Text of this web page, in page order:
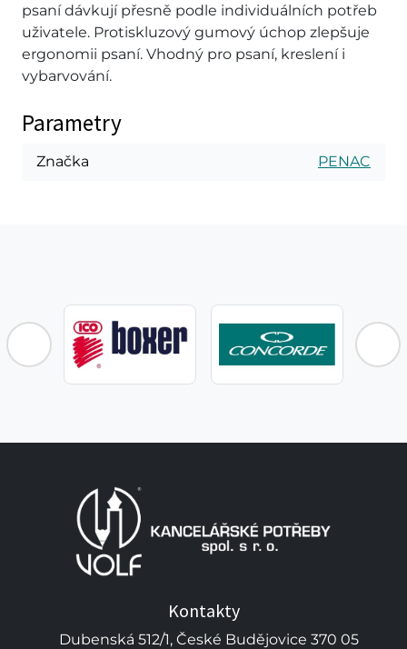
psaní dávkují přesně podle individuálních potřeb
uživatele. Protiskluzový gumový úchop zlepšuje
ergonomii psaní. Vhodný pro psaní, kreslení i
vybarvování.
Parametry
Značka PENAC
Kontakty
Dubenská 512/1, České Budějovice 370 05